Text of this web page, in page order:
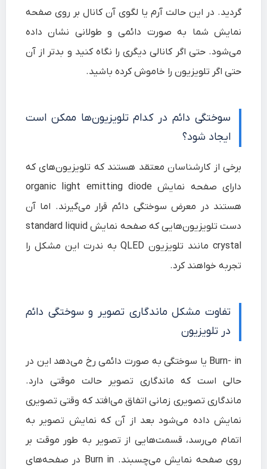
گردید. در این حالت آرم یا لگوی آن کانال بر روی صفحه
نمایش شما به صورت دائمی و طولانی نشان داده
می‌شود. حتی اگر کانالی دیگری را نگاه کنید و بدتر از آن
حتی اگر تلویزیون را خاموش کرده باشید.
سوختگی دائم در کدام تلویزیون‌ها ممکن است
ایجاد شود؟
برخی از کارشناسان معتقد هستند که تلویزیون‌های که
دارای صفحه نمایش organic light emitting diode
هستند در معرض سوختگی دائم قرار می‌گیرند. اما آن
دست تلویزیون‌هایی که صفحه نمایش standard liquid
crystal مانند تلویزیون QLED به ندرت این مشکل را
تجربه خواهند کرد.
تفاوت مشکل ماندگاری تصویر و سوختگی دائم
در تلویزیون
Burn- in یا سوختگی به صورت دائمی رخ می‌دهد این در
حالی است که ماندگاری تصویر حالت موقتی دارد.
ماندگاری تصویری زمانی اتفاق می‌افتد که وقتی تصویری
نمایش داده می‌شود بعد از آن که نمایش تصویر به
اتمام می‌رسد، قسمت‌هایی از تصویر به طور موقت بر
روی صفحه نمایش می‌چسبند. Burn in در صفحه‌های